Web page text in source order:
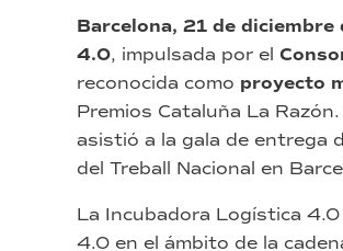
Barcelona, 21 de diciembre
4.0, impulsada por el
reconocida como proyecto
Premios Cataluña La
asistió a la gala de entrega
del Treball Nacional en
La Incubadora Logística
4.0 en el ámbito de la